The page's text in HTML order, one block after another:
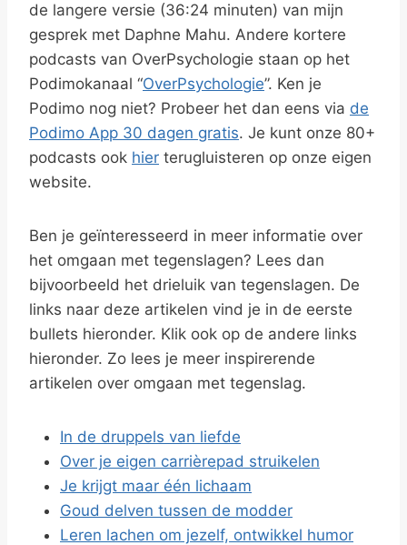
de langere versie (36:24 minuten) van mijn
gesprek met Daphne Mahu. Andere kortere
podcasts van OverPsychologie staan op het
Podimokanaal “OverPsychologie”. Ken je
Podimo nog niet? Probeer het dan eens via de
Podimo App 30 dagen gratis. Je kunt onze 80+
podcasts ook hier terugluisteren op onze eigen
website.
Ben je geïnteresseerd in meer informatie over
het omgaan met tegenslagen? Lees dan
bijvoorbeeld het drieluik van tegenslagen. De
links naar deze artikelen vind je in de eerste
bullets hieronder. Klik ook op de andere links
hieronder. Zo lees je meer inspirerende
artikelen over omgaan met tegenslag.
In de druppels van liefde
Over je eigen carrièrepad struikelen
Je krijgt maar één lichaam
Goud delven tussen de modder
Leren lachen om jezelf, ontwikkel humor